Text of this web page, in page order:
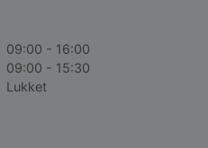
09:00 - 16:00
09:00 - 15:30
Lukket